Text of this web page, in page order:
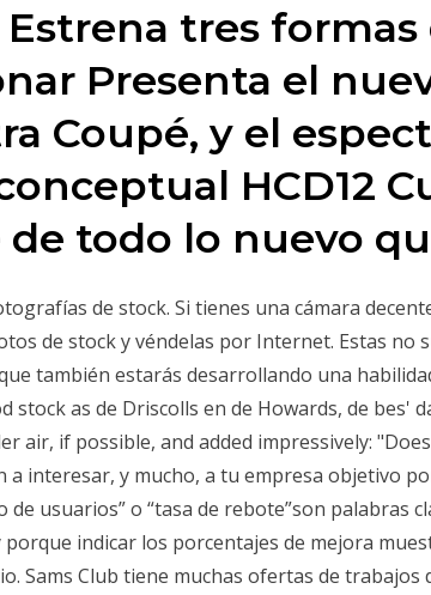
tres formas
Presenta el
Coupé, y el
HCD12
de todo lo nuevo
de stock. Si tienes una cámara
de stock y véndelas por Internet. Estas no
también estarás desarrollando una
stock as de Driscolls en de Howards, de bes'
air, if possible, and added impressively:
interesar, y mucho, a tu empresa objetivo
de usuarios” o “tasa de rebote”son palabras
indicar los porcentajes de mejora
Sams Club tiene muchas ofertas de trabajos